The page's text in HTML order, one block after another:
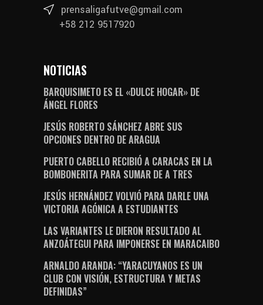
prensaligafutve@gmail.com
+58 212 9517920
NOTICIAS
BARQUISIMETO ES EL «DULCE HOGAR» DE
ÁNGEL FLORES
JESÚS ROBERTO SÁNCHEZ ABRE SUS
OPCIONES DENTRO DE ARAGUA
PUERTO CABELLO RECIBIÓ A CARACAS EN LA
BOMBONERITA PARA SUMAR DE A TRES
JESÚS HERNÁNDEZ VOLVIÓ PARA DARLE UNA
VICTORIA AGÓNICA A ESTUDIANTES
LAS VARIANTES LE DIERON RESULTADO AL
ANZOÁTEGUI PARA IMPONERSE EN MARACAIBO
ARNALDO ARANDA: “YARACUYANOS ES UN
CLUB CON VISIÓN, ESTRUCTURA Y METAS
DEFINIDAS”